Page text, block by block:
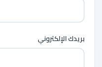
بريدك الإلكتروني